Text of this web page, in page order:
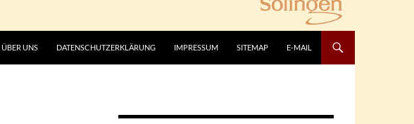
ÜBER UNS DATENSCHUTZERKLÄRUNG IMPRESSUM SITEMAP E-MAIL